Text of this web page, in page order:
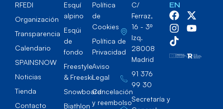
RFEDI
Organización
Transparencia
Calendario
SPAINSNOW
Noticias
Tienda
Contacto
Esquí
alpino
Esqúi
de
fondo
Freestyle
& Freeski
Snowboard
Biathlon
Política
de
Cookies
Política de
Privacidad
Aviso
Legal
Cancelación
y reembolso
C/
Ferraz,
16 - 3º
Izq.
28008
Madrid
91 376
99 30
Secretaría y
EN